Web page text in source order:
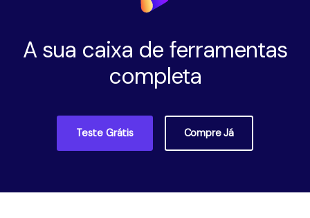
A sua caixa de ferramentas
completa
Teste Grátis Compre Já